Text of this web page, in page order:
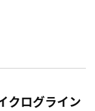
クログライン